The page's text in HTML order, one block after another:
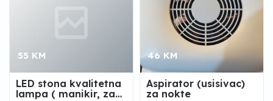
55 KM
LED stona kvalitetna
lampa ( manikir, za
46 KM
Aspirator (usisivac)
za nokte